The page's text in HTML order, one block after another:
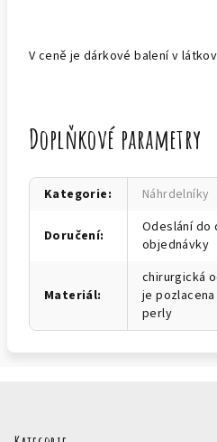
V ceně je dárkové balení v
Doplňkové parametry
Kategorie: Náhrdelníky
Doručení:
Odeslání do
objednávky
Materiál:
chirurgická
je
perly